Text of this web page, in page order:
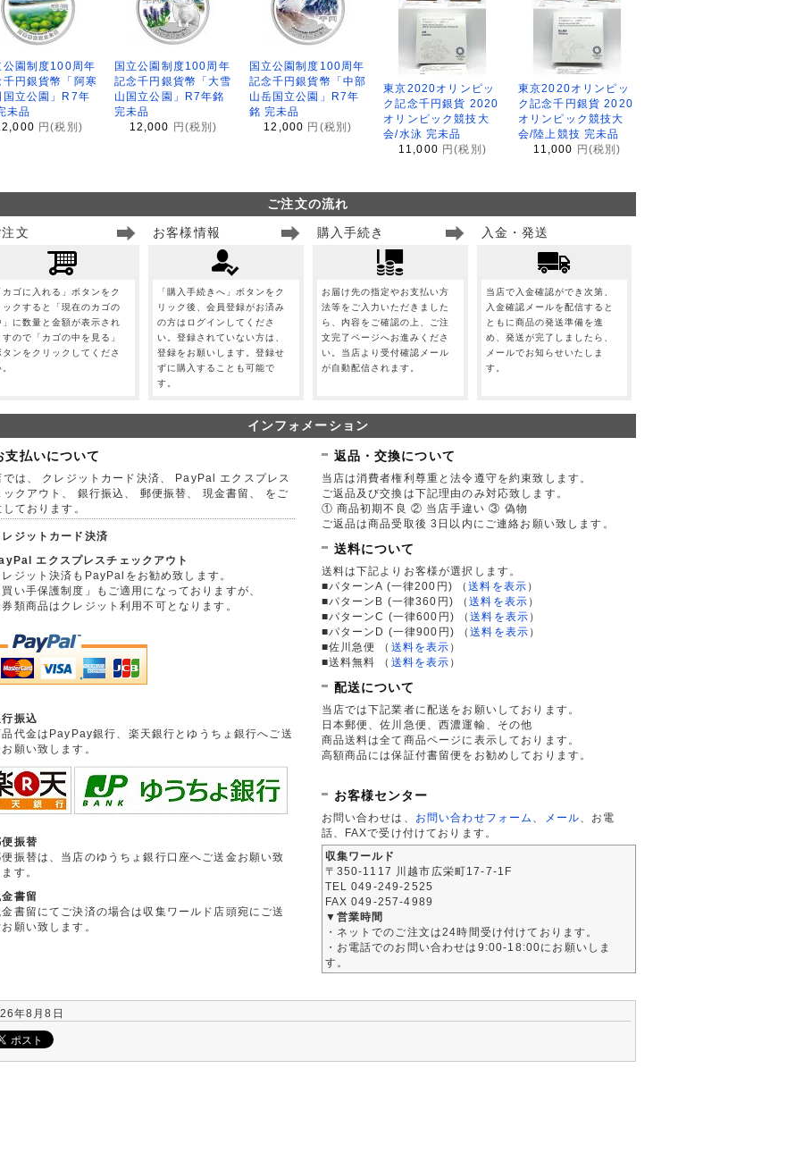
公園制度100周年
千円銀貨幣「阿寒
国立公園」R7年
未品
円(税別)
国立公園制度100周年
記念千円銀貨幣「大雪
山国立公園」R7年銘
完未品
12,000 円(税別)
国立公園制度100周年
記念千円銀貨幣「中部
山岳国立公園」R7年
銘 完未品
12,000 円(税別)
東京2020オリンピッ
ク記念千円銀貨 2020
オリンピック競技大
会/水泳 完未品
11,000 円(税別)
東京2020オリンピッ
ク記念千円銀貨 2020
オリンピック競技大
会/陸上競技 完未品
11,000 円(税別)
ご注文の流れ
注文
カゴに入れる」ボタンをク
ックすると「現在のカゴの
」に数量と金額が表示され
すので「カゴの中を見る」
タンをクリックしてくださ
お客様情報
「購入手続きへ」ボタンをク
リック後、会員登録がお済み
の方はログインしてくださ
い。登録されていない方は、
登録をお願いします。登録せ
ずに購入することも可能で
す。
購入手続き
お届け先の指定やお支払い方
法等をご入力いただきました
ら、内容をご確認の上、ご注
文完了ページへお進みくださ
い。当店より受付確認メール
が自動配信されます。
入金・発送
当店で入金確認ができ次第、
入金確認メールを配信すると
ともに商品の発送準備を進
め、発送が完了しましたら、
メールでお知らせいたしま
す。
インフォメーション
支払いについて
では、 クレジットカード決済、 PayPal エクスプレス
ックアウト、 銀行振込、 郵便振替、 現金書留、 をご
しております。
レジットカード決済
エクスプレスチェックアウト
レジット決済もPayPalをお勧め致します。
買い手保護制度」もご適用になっておりますが、
券類商品はクレジット利用不可となります。
行振込
品代金はPayPay銀行、楽天銀行とゆうちょ銀行へご送
願い致します。
便振替
便振替は、当店のゆうちょ銀行口座へご送金お願い致
ます。
金書留
金書留にてご決済の場合は収集ワールド店頭宛にご送
願い致します。
返品・交換について
当店は消費者権利尊重と法令遵守を約束致します。
ご返品及び交換は下記理由のみ対応致します。
① 商品初期不良 ② 当店手違い ③ 偽物
ご返品は商品受取後 3日以内にご連絡お願い致します。
送料について
送料は下記よりお客様が選択します。
■パターンA (一律200円)
（送料を表示 ）
■パターンB (一律360円)
（送料を表示 ）
■パターンC (一律600円)
（送料を表示 ）
■パターンD (一律900円)
（送料を表示 ）
■佐川急便
（ 送料を表示 ）
■送料無料
（ 送料を表示 ）
配送について
当店では下記業者に配送をお願いしております。
日本郵便、佐川急便、西濃運輸、その他
商品送料は全て商品ページに表示しております。
高額商品には保証付書留便をお勧めしております。
お客様センター
お問い合わせは、 お問い合わせフォーム メール 、お電
話、FAXで受け付けております。
収集ワールド
〒350-1117 川越市広栄町17-7-1F
TEL 049-249-2525
FAX 049-257-4989
▼営業時間
・ネットでのご注文は24時間受け付けております。
・お電話でのお問い合わせは9:00-18:00にお願いしま
す。
年8月8日